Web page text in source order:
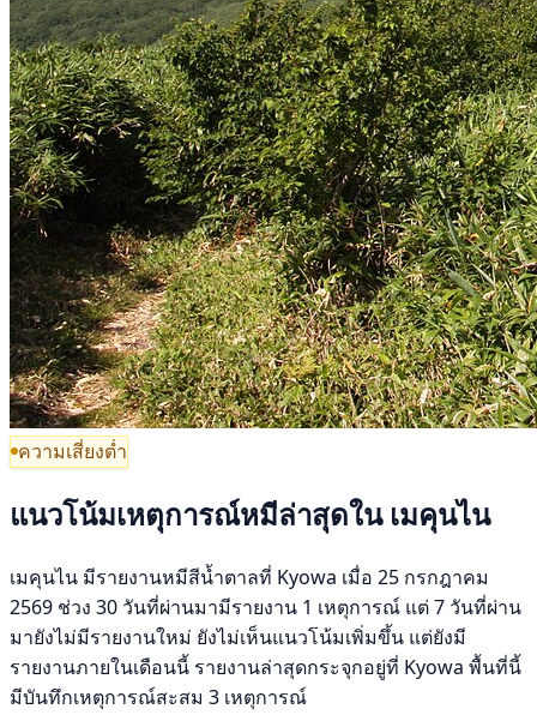
ความเสี่ยงต่ำ
แนวโน้มเหตุการณ์หมีล่าสุดใน เมคุนไน
เมคุนไน มีรายงานหมีสีน้ำตาลที่ Kyowa เมื่อ 25 กรกฎาคม
2569 ช่วง 30 วันที่ผ่านมามีรายงาน 1 เหตุการณ์ แต่ 7 วันที่ผ่าน
มายังไม่มีรายงานใหม่ ยังไม่เห็นแนวโน้มเพิ่มขึ้น แต่ยังมี
รายงานภายในเดือนนี้ รายงานล่าสุดกระจุกอยู่ที่ Kyowa พื้นที่นี้
มีบันทึกเหตุการณ์สะสม 3 เหตุการณ์